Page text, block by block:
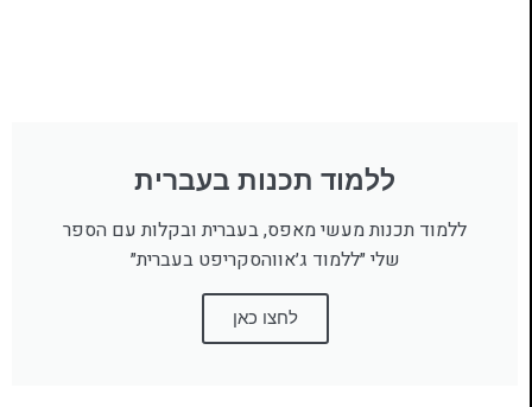
ללמוד תכנות בעברית
ללמוד תכנות מעשי מאפס, בעברית ובקלות עם הספר
שלי ״ללמוד ג׳אווהסקריפט בעברית״
לחצו כאן